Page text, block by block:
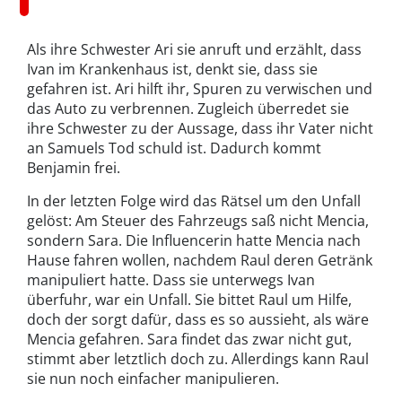
Als ihre Schwester Ari sie anruft und erzählt, dass
Ivan im Krankenhaus ist, denkt sie, dass sie
gefahren ist. Ari hilft ihr, Spuren zu verwischen und
das Auto zu verbrennen. Zugleich überredet sie
ihre Schwester zu der Aussage, dass ihr Vater nicht
an Samuels Tod schuld ist. Dadurch kommt
Benjamin frei.
In der letzten Folge wird das Rätsel um den Unfall
gelöst: Am Steuer des Fahrzeugs saß nicht Mencia,
sondern Sara. Die Influencerin hatte Mencia nach
Hause fahren wollen, nachdem Raul deren Getränk
manipuliert hatte. Dass sie unterwegs Ivan
überfuhr, war ein Unfall. Sie bittet Raul um Hilfe,
doch der sorgt dafür, dass es so aussieht, als wäre
Mencia gefahren. Sara findet das zwar nicht gut,
stimmt aber letztlich doch zu. Allerdings kann Raul
sie nun noch einfacher manipulieren.